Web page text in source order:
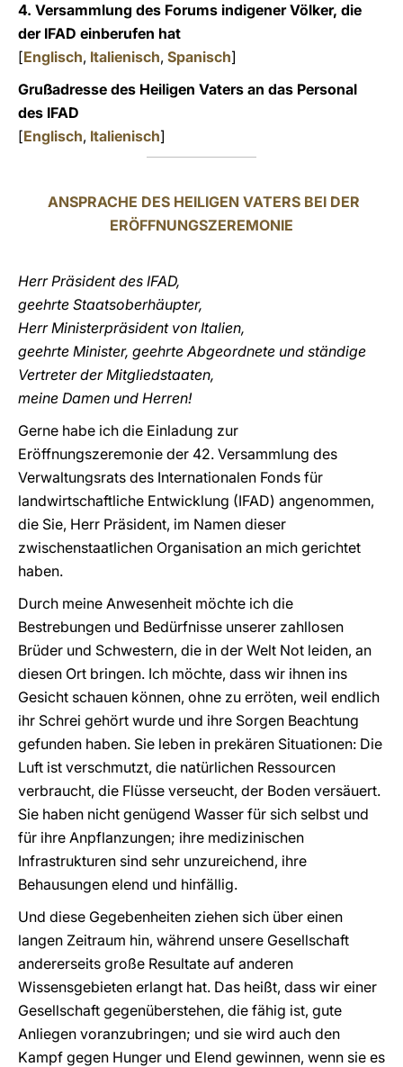
4. Versammlung des Forums indigener Völker, die
der IFAD einberufen hat
[Englisch, Italienisch, Spanisch]
Grußadresse des Heiligen Vaters an das Personal
des IFAD
[Englisch, Italienisch]
ANSPRACHE DES HEILIGEN VATERS BEI DER
ERÖFFNUNGSZEREMONIE
Herr Präsident des IFAD,
geehrte Staatsoberhäupter,
Herr Ministerpräsident von Italien,
geehrte Minister, geehrte Abgeordnete und ständige
Vertreter der Mitgliedstaaten,
meine Damen und Herren!
Gerne habe ich die Einladung zur
Eröffnungszeremonie der 42. Versammlung des
Verwaltungsrats des Internationalen Fonds für
landwirtschaftliche Entwicklung (IFAD) angenommen,
die Sie, Herr Präsident, im Namen dieser
zwischenstaatlichen Organisation an mich gerichtet
haben.
Durch meine Anwesenheit möchte ich die
Bestrebungen und Bedürfnisse unserer zahllosen
Brüder und Schwestern, die in der Welt Not leiden, an
diesen Ort bringen. Ich möchte, dass wir ihnen ins
Gesicht schauen können, ohne zu erröten, weil endlich
ihr Schrei gehört wurde und ihre Sorgen Beachtung
gefunden haben. Sie leben in prekären Situationen: Die
Luft ist verschmutzt, die natürlichen Ressourcen
verbraucht, die Flüsse verseucht, der Boden versäuert.
Sie haben nicht genügend Wasser für sich selbst und
für ihre Anpflanzungen; ihre medizinischen
Infrastrukturen sind sehr unzureichend, ihre
Behausungen elend und hinfällig.
Und diese Gegebenheiten ziehen sich über einen
langen Zeitraum hin, während unsere Gesellschaft
andererseits große Resultate auf anderen
Wissensgebieten erlangt hat. Das heißt, dass wir einer
Gesellschaft gegenüberstehen, die fähig ist, gute
Anliegen voranzubringen; und sie wird auch den
Kampf gegen Hunger und Elend gewinnen, wenn sie es